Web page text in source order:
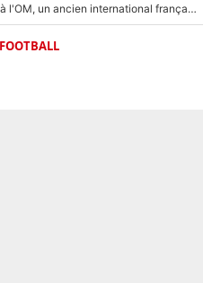
Proche de rejoindre Bruno Genesio à l'OM, un ancien international français va finalement débarquer... sur RMC !